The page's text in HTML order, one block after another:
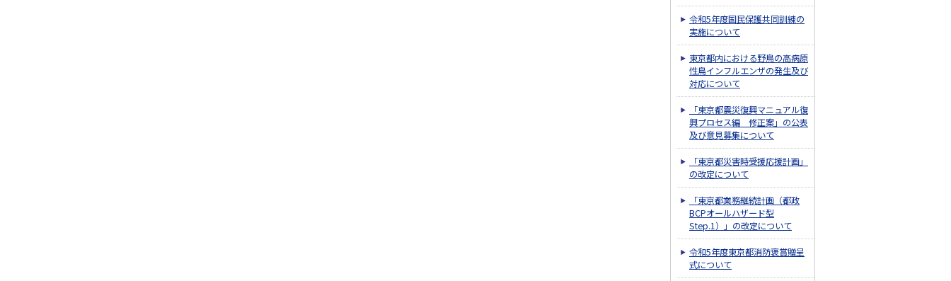
令和5年度国民保護共同訓練の
実施について
東京都内における野鳥の高病原
性鳥インフルエンザの発生及び
対応について
「東京都震災復興マニュアル復
興プロセス編 修正案」の公表
及び意見募集について
「東京都災害時受援応援計画」
の改定について
「東京都業務継続計画（都政
BCPオールハザード型
Step.1）」の改定について
令和5年度東京都消防褒賞贈呈
式について